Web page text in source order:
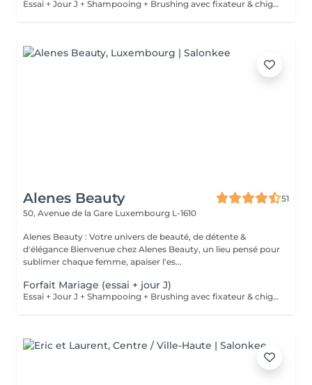
Essai + Jour J + Shampooing + Brushing avec fixateur & chignon
Alenes Beauty
51
50, Avenue de la Gare Luxembourg L-1610
Alenes Beauty : Votre univers de beauté, de détente &
d'élégance Bienvenue chez Alenes Beauty, un lieu pensé pour
sublimer chaque femme, apaiser l'es...
Forfait Mariage (essai + jour J)
Essai + Jour J + Shampooing + Brushing avec fixateur & chignon